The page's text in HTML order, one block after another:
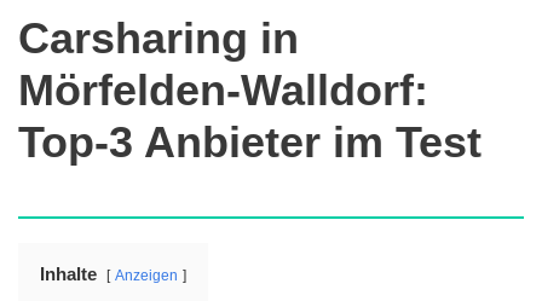
Carsharing in
Mörfelden-Walldorf:
Top-3 Anbieter im Test
Inhalte Anzeigen